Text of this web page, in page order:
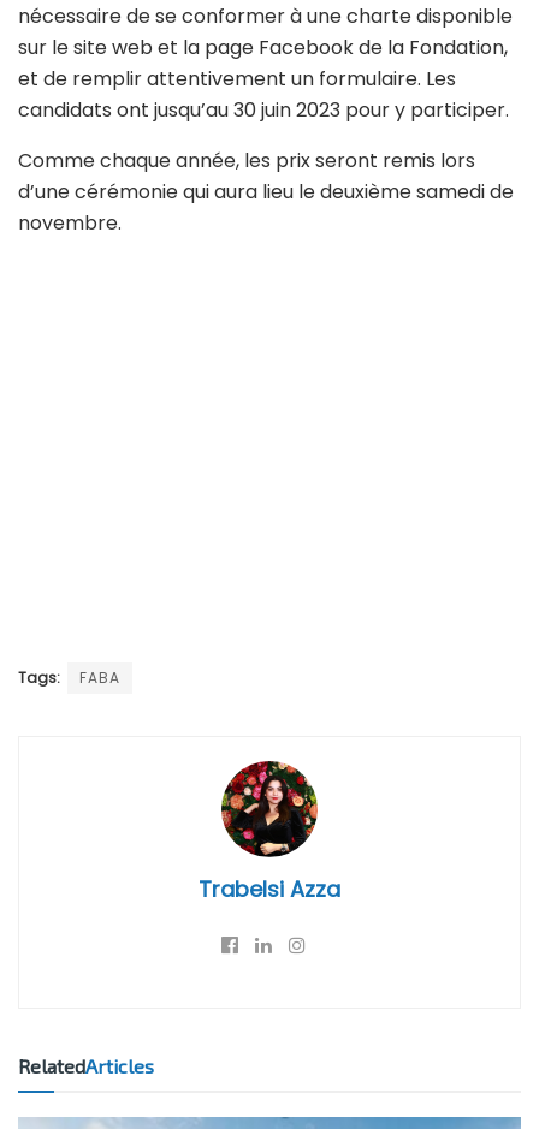
nécessaire de se conformer à une charte disponible
sur le site web et la page Facebook de la Fondation,
et de remplir attentivement un formulaire. Les
candidats ont jusqu’au 30 juin 2023 pour y participer.
Comme chaque année, les prix seront remis lors
d’une cérémonie qui aura lieu le deuxième samedi de
novembre.
Tags: FABA
Trabelsi Azza
RelatedArticles